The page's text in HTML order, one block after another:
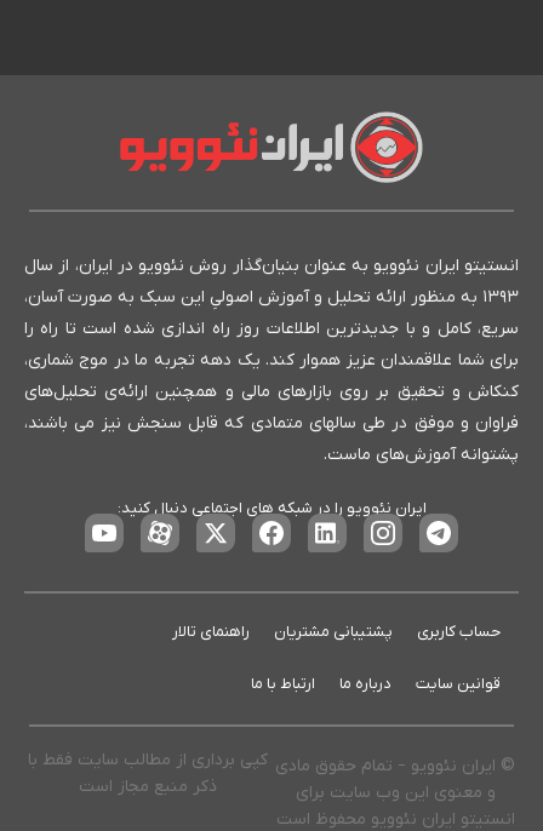
حساب کاربری پشتیبانی مشتریان راهنمای تالار
قوانین سایت درباره ما ارتباط با ما
انستیتو ایران نئوویو به عنوان بنیان‌گذار روش نئوویو در ایران، از سال
۱۳۹۳ به منظور ارائه تحلیل و آموزش اصولیِ این سبک به صورت آسان،
سریع، کامل و با جدیدترین اطلاعات روز راه اندازی شده است تا راه را
برای شما علاقمندان عزیز هموار کند. یک دهه تجربه ما در موج شماری،
کنکاش و تحقیق بر روی بازارهای مالی و همچنین ارائه‌ی تحلیل‌های
فراوان و موفق در طی سالهای متمادی که قابل سنجش نیز می باشند،
پشتوانه آموزش‌های ماست.
ایران نئوویو را در شبکه های اجتماعی دنبال کنید:
© ایران نئوویو – تمام حقوق مادی
و معنوی این وب سایت برای
انستیتو ایران نئوویو محفوظ است
کپی برداری از مطالب سایت فقط با
ذکر منبع مجاز است